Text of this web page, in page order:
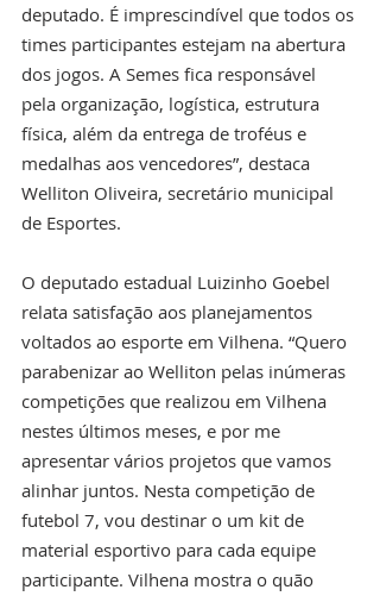
deputado. É imprescindível que todos os
times participantes estejam na abertura
dos jogos. A Semes fica responsável
pela organização, logística, estrutura
física, além da entrega de troféus e
medalhas aos vencedores”, destaca
Welliton Oliveira, secretário municipal
de Esportes.
O deputado estadual Luizinho Goebel
relata satisfação aos planejamentos
voltados ao esporte em Vilhena. “Quero
parabenizar ao Welliton pelas inúmeras
competições que realizou em Vilhena
nestes últimos meses, e por me
apresentar vários projetos que vamos
alinhar juntos. Nesta competição de
futebol 7, vou destinar o um kit de
material esportivo para cada equipe
participante. Vilhena mostra o quão